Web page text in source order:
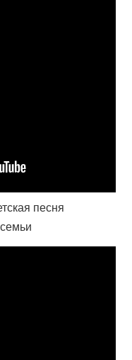
песня